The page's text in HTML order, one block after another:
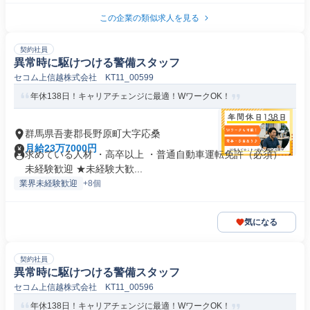
この企業の類似求人を見る
契約社員
異常時に駆けつける警備スタッフ
セコム上信越株式会社 KT11_00599
年休138日！キャリアチェンジに最適！WワークOK！
群馬県吾妻郡長野原町大字応桑
月給23万7000円
求めている人材 ・高卒以上 ・普通自動車運転免許（必須） ・
未経験歓迎 ★未経験大歓...
業界未経験歓迎 +8個
気になる
契約社員
異常時に駆けつける警備スタッフ
セコム上信越株式会社 KT11_00596
年休138日！キャリアチェンジに最適！WワークOK！